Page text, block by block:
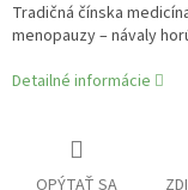
Tradičná čínska
menopauzy – návaly
Detailné informácie